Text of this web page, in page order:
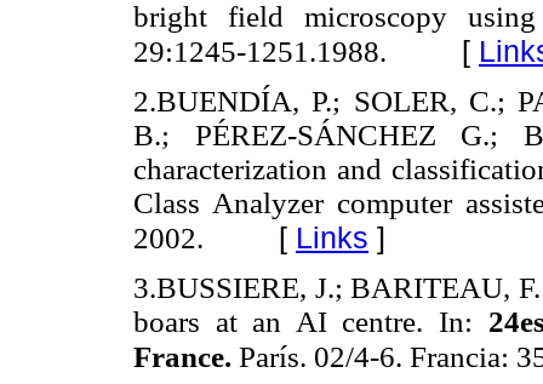
bright field microscopy
29:1245-1251.1988.
[
2.BUENDÍA, P.; SOLER, C.;
B.; PÉREZ-SÁNCHEZ G.;
characterization and
Class Analyzer computer
2002.
[ Links ]
3.BUSSIERE, J.; BARITEAU,
boars at an AI centre. In:
France. París. 02/4-6. Francia: